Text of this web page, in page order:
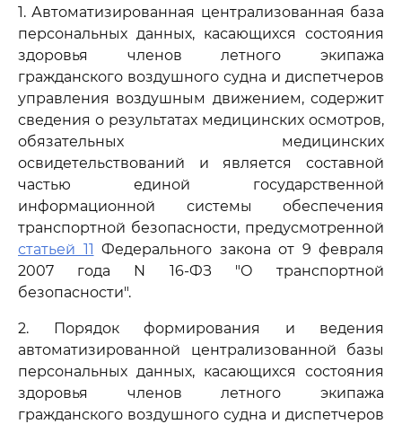
1. Автоматизированная централизованная база
персональных данных, касающихся состояния
здоровья членов летного экипажа
гражданского воздушного судна и диспетчеров
управления воздушным движением, содержит
сведения о результатах медицинских осмотров,
обязательных медицинских
освидетельствований и является составной
частью единой государственной
информационной системы обеспечения
транспортной безопасности, предусмотренной
статьей 11 Федерального закона от 9 февраля
2007 года N 16-ФЗ "О транспортной
безопасности".
2. Порядок формирования и ведения
автоматизированной централизованной базы
персональных данных, касающихся состояния
здоровья членов летного экипажа
гражданского воздушного судна и диспетчеров